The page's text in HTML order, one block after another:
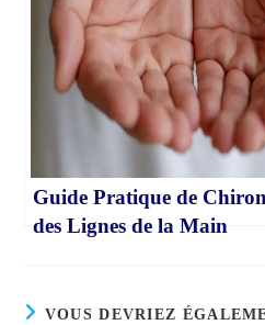
Guide Pratique de
des Lignes de la Main
VOUS DEVRIEZ